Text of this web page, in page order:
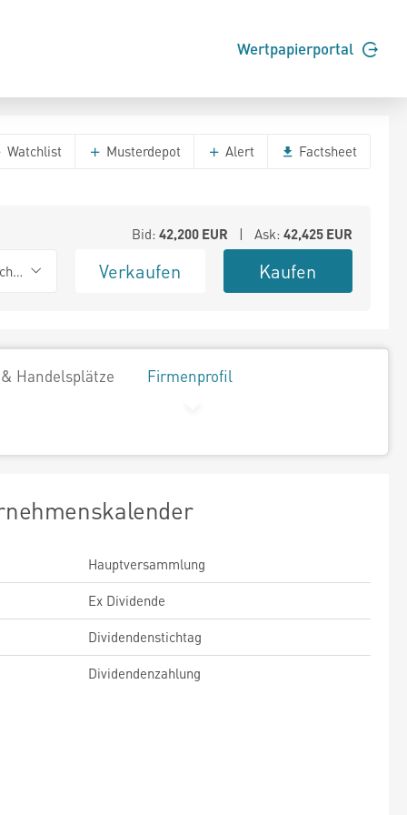
Wertpapierportal
Watchlist Musterdepot Alert Factsheet
Bid: 42,200EUR | Ask: 42,425EUR
Verkaufen Kaufen
Handelsplätze Firmenprofil
Hauptversammlung
Ex Dividende
Dividendenstichtag
Dividendenzahlung